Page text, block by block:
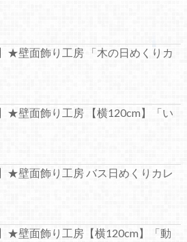
★壁面飾り工房 「木の日めくりカ
★壁面飾り工房 【横120cm】「い
★壁面飾り工房 バス日めくりカレ
★壁面飾り工房【横120cm】「動